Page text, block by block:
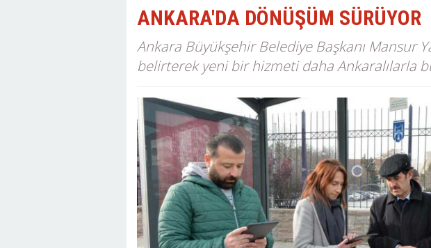
ANKARA'DA DÖNÜŞÜM SÜRÜYOR
Ankara Büyükşehir Belediye Başkanı Mansur
belirterek yeni bir hizmeti daha Ankaralılarla